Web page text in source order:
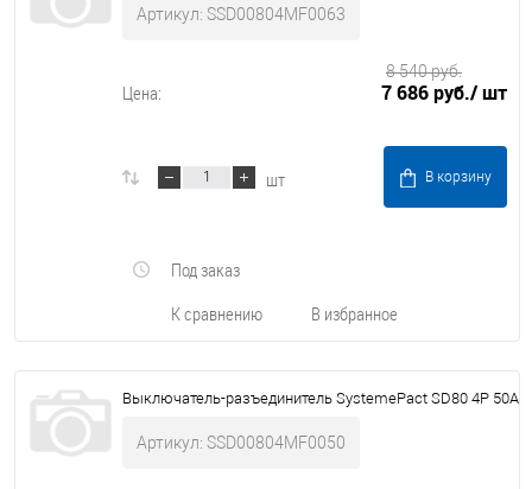
Артикул: SSD00804MF0063
Цена: 7 686 руб./ шт
8 540 руб.
шт В корзину
К сравнению В избранное
Под заказ
Выключатель-разъединитель SystemePact SD80 4P 50A
Артикул: SSD00804MF0050